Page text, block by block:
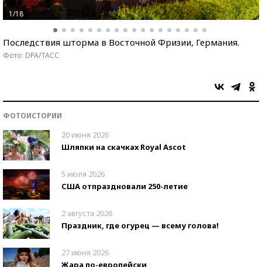
1/18
Последствия шторма в Восточной Фризии, Германия.
Фото: DPA/ТАСС
ФОТОИСТОРИИ
20 июня 2026
Шляпки на скачках Royal Ascot
5 июля 2026
США отпраздновали 250-летие
2 августа 2026
Праздник, где огурец — всему голова!
27 июня 2026
Жара по-европейски